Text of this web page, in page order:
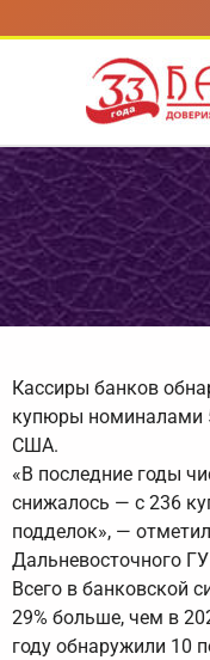
к
содержимому
Кассиры банков
купюры номиналами
США.
«В последние годы
снижалось — с 236
подделок», —
Дальневосточного
Всего в банковской
29% больше, чем в
году обнаружили 10